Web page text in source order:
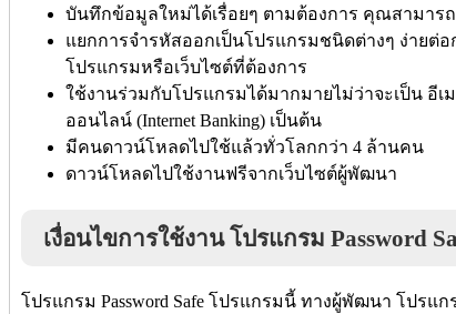
บันทึกข้อมูลใหม่ได้เรื่อยๆ ตามต้องการ คุณสามาร
แยกการจำรหัสออกเป็นโปรแกรมชนิดต่างๆ ง่ายต่
โปรแกรมหรือเว็บไซต์ที่ต้องการ
ใช้งานร่วมกับโปรแกรมได้มากมายไม่ว่าจะเป็น อีเ
ออนไลน์ (Internet Banking) เป็นต้น
มีคนดาวน์โหลดไปใช้แล้วทั่วโลกกว่า 4 ล้านคน
ดาวน์โหลดไปใช้งานฟรีจากเว็บไซต์ผู้พัฒนา
เงื่อนไขการใช้งาน โปรแกรม Password
โปรแกรม Password Safe โปรแกรมนี้ ทางผู้พัฒนา โปรแก